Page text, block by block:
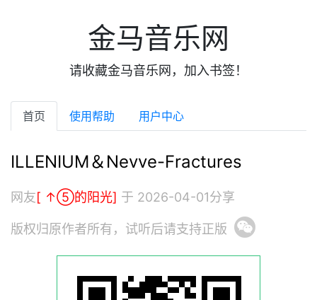
金马音乐网
请收藏金马音乐网，加入书签！
首页 使用帮助 用户中心
ILLENIUM＆Nevve-Fractures
网友[ ↑⑤的阳光] 于 2026-04-01分享
版权归原作者所有，试听后请支持正版